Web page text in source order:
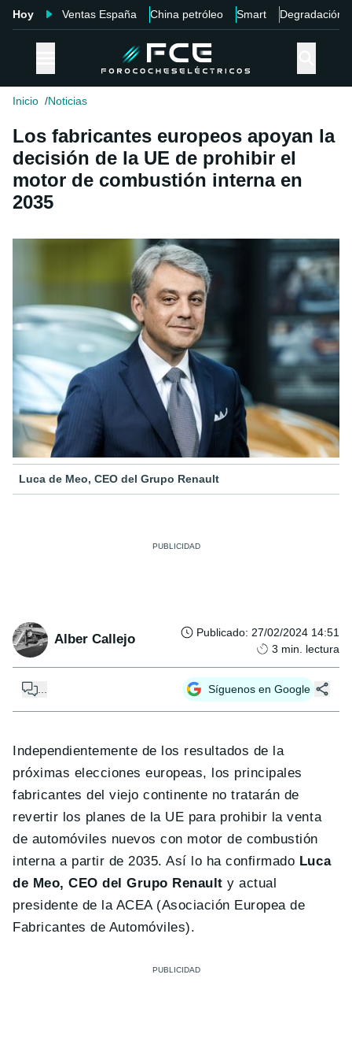
Hoy Ventas España China petróleo Smart Degradación
Inicio Noticias
Los fabricantes europeos apoyan la
decisión de la UE de prohibir el
motor de combustión interna en
2035
Luca de Meo, CEO del Grupo Renault
Alber Callejo Publicado: 27/02/2024 14:51
3 min. lectura
Síguenos en Google
Independientemente de los resultados de la
próximas elecciones europeas, los principales
fabricantes del viejo continente no tratarán de
revertir los planes de la UE para prohibir la venta
de automóviles nuevos con motor de combustión
interna a partir de 2035. Así lo ha confirmado Luca
de Meo, CEO del Grupo Renault y actual
presidente de la ACEA (Asociación Europea de
Fabricantes de Automóviles).